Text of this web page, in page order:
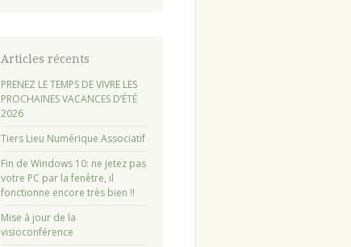
Articles récents
PRENEZ LE TEMPS DE VIVRE LES
PROCHAINES VACANCES D’ÉTÉ
2026
Tiers Lieu Numérique Associatif
Fin de Windows 10: ne jetez pas
votre PC par la fenêtre, il
fonctionne encore très bien !!
Mise à jour de la
visioconférence